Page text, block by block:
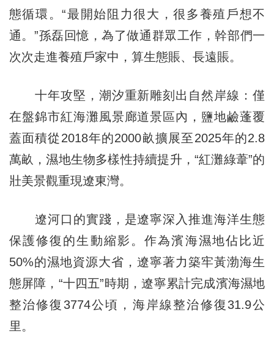
態循環。“最開始阻力很大，很多養殖戶想不
通。”孫磊回憶，為了做通群眾工作，幹部們一
次次走進養殖戶家中，算生態賬、長遠賬。
十年攻堅，潮汐重新雕刻出自然岸線：僅
在盤錦市紅海灘風景廊道景區內，鹽地鹼蓬覆
蓋面積從2018年的2000畝擴展至2025年的2.8
萬畝，濕地生物多樣性持續提升，“紅灘綠葦”的
壯美景觀重現遼東灣。
遼河口的實踐，是遼寧深入推進海洋生態
保護修復的生動縮影。作為濱海濕地佔比近
50%的濕地資源大省，遼寧著力築牢黃渤海生
態屏障，“十四五”時期，遼寧累計完成濱海濕地
整治修復3774公頃，海岸線整治修復31.9公
里。